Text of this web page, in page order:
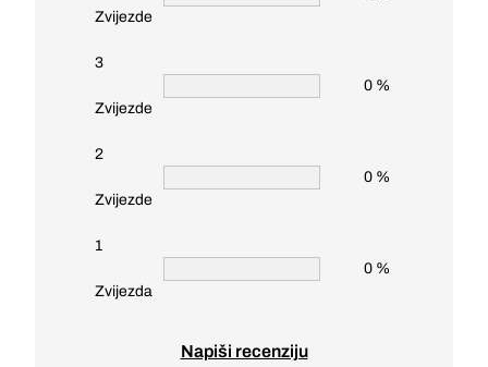
Zvijezde
3
Zvijezde
0 %
2
Zvijezde
0 %
1
Zvijezda
0 %
Napiši recenziju